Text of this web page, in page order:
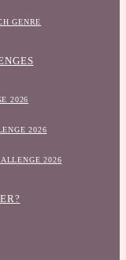
GENRE
2026
2026
2026